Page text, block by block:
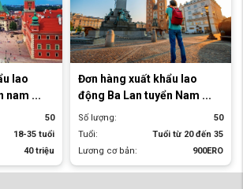
lao
nam ...
50
18-35 tuổi
40 triệu
Đơn hàng xuất khẩu lao
động Ba Lan tuyển Nam ...
Số lượng:
50
Tuổi:
Tuổi từ 20 đến 35
Lương cơ bản:
900ERO